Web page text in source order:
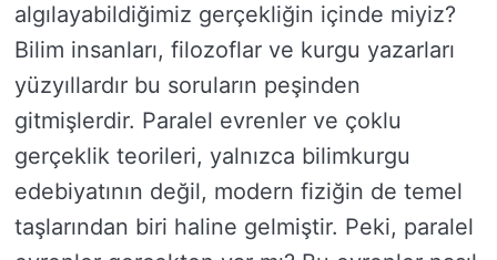
algılayabildiğimiz gerçekliğin içinde miyiz?
Bilim insanları, filozoflar ve kurgu yazarları
yüzyıllardır bu soruların peşinden
gitmişlerdir. Paralel evrenler ve çoklu
gerçeklik teorileri, yalnızca bilimkurgu
edebiyatının değil, modern fiziğin de temel
taşlarından biri haline gelmiştir. Peki, paralel